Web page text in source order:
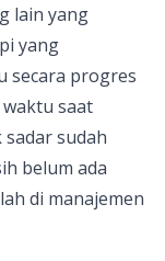
lain yang
yang
secara progres
saat
sudah
belum ada
di manajemen